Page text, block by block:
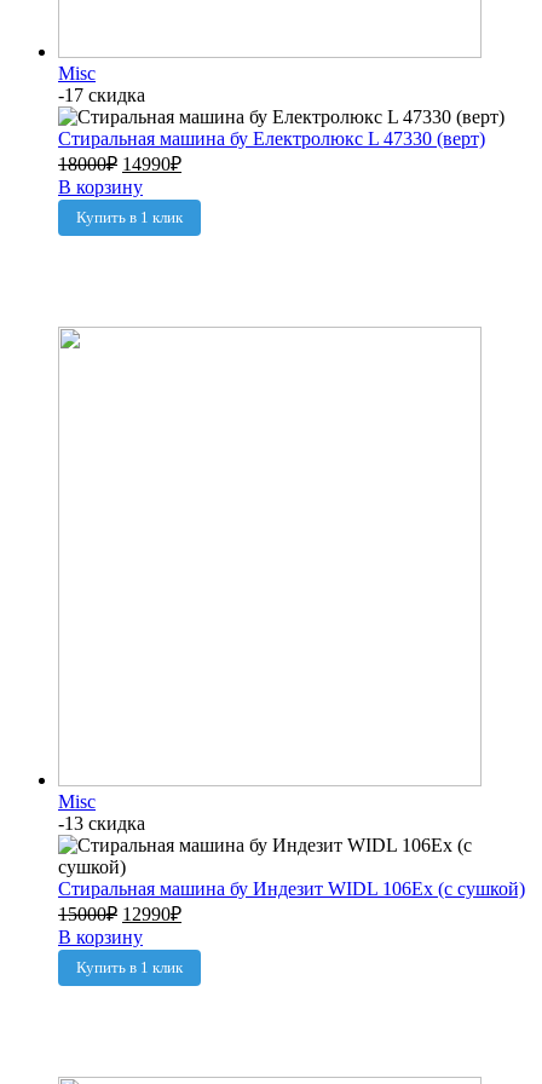
Misc
-17 скидка
Стиральная машина бу Електролюкс L 47330 (верт)
18000₽ 14990₽
В корзину
Купить в 1 клик
Misc
-13 скидка
Стиральная машина бу Индезит WIDL 106Ex (с сушкой)
15000₽ 12990₽
В корзину
Купить в 1 клик